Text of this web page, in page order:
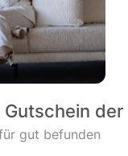
der
gut befunden